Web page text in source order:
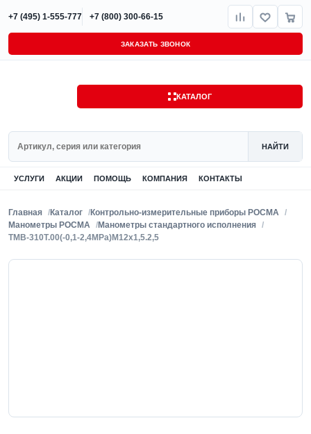
+7 (495) 1-555-777 +7 (800) 300-66-15
ЗАКАЗАТЬ ЗВОНОК
КАТАЛОГ
НАЙТИ
УСЛУГИ АКЦИИ ПОМОЩЬ КОМПАНИЯ КОНТАКТЫ
Главная Каталог
Контрольно-измерительные приборы РОСМА
Манометры РОСМА
Манометры стандартного исполнения
ТМВ-310Т.00(-0,1-2,4MPa)M12x1,5.2,5